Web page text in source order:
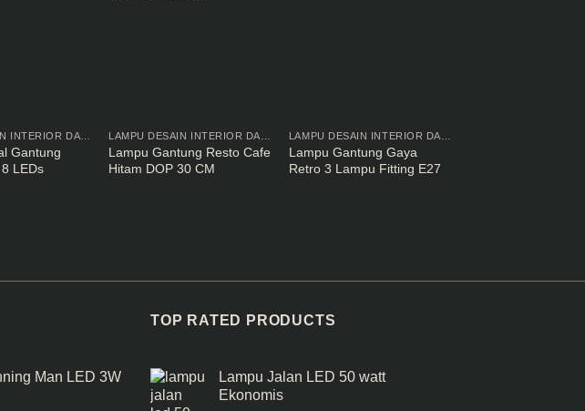
Gantung
LEDs
Lampu Gantung Resto Cafe
Hitam DOP 30 CM
Lampu Gantung Gaya
Retro 3 Lampu Fitting E27
Man LED 3W
TOP RATED PRODUCTS
Lampu Jalan LED 50 watt
Ekonomis